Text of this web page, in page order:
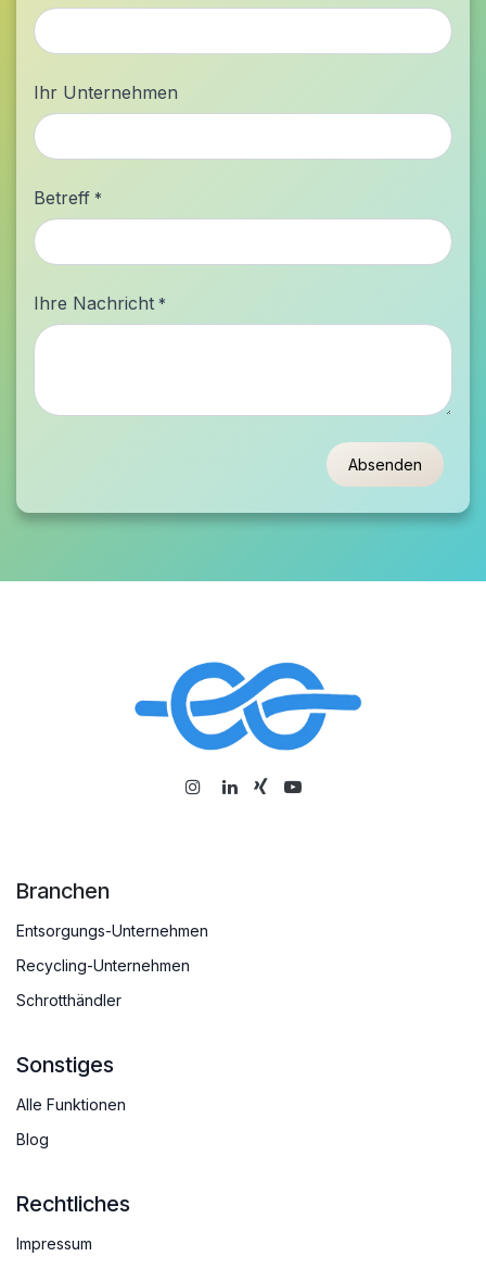
Ihr Unternehmen
Betreff *
Ihre Nachricht *
Absenden
Branchen
Entsorgungs-Unternehmen
Recycling-Unternehmen
Schrotthändler
Sonstiges
Alle Funktionen
Blog
Rechtliches
Impressum